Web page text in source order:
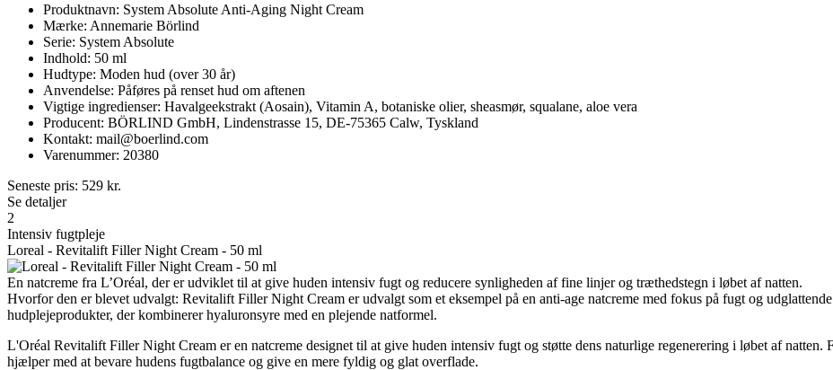
Produktnavn: System Absolute Anti-Aging Night Cream
Mærke: Annemarie Börlind
Serie: System Absolute
Indhold: 50 ml
Hudtype: Moden hud (over 30 år)
Anvendelse: Påføres på renset hud om aftenen
Vigtige ingredienser: Havalgeekstrakt (Aosain), Vitamin A, botaniske olier, sheasmør, squalane, aloe vera
Producent: BÖRLIND GmbH, Lindenstrasse 15, DE-75365 Calw, Tyskland
Kontakt: mail@boerlind.com
Varenummer: 20380
Seneste pris: 529 kr.
Se detaljer
2
Intensiv fugtpleje
Loreal - Revitalift Filler Night Cream - 50 ml
En natcreme fra L’Oréal, der er udviklet til at give huden intensiv fugt og reducere synligheden af fine linjer og træthedstegn i løbet af natten.
Hvorfor den er blevet udvalgt: Revitalift Filler Night Cream er udvalgt som et eksempel på en anti-age natcreme med fokus på fugt og
hudplejeprodukter, der kombinerer hyaluronsyre med en plejende natformel.
L'Oréal Revitalift Filler Night Cream er en natcreme designet til at give huden intensiv fugt og støtte dens naturlige regenerering i løbet af
hjælper med at bevare hudens fugtbalance og give en mere fyldig og glat overflade.